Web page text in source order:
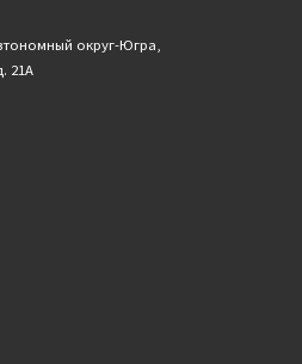
округ-Югра,
21А